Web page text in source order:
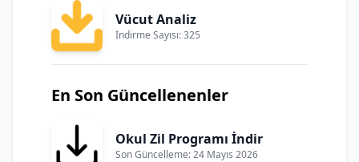
Vücut Analiz
İndirme Sayısı: 325
En Son Güncellenenler
Okul Zil Programı İndir
Son Güncelleme: 24 Mayıs 2026